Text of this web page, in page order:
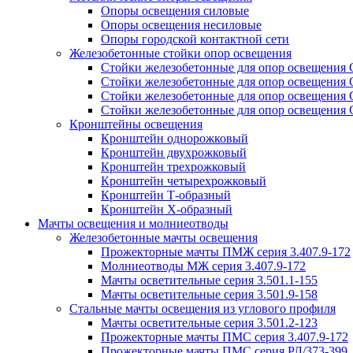
Опоры освещения силовые
Опоры освещения несиловые
Опоры городской контактной сети
Железобетонные стойки опор освещения
Стойки железобетонные для опор
Стойки железобетонные для опор
Стойки железобетонные для опор
Стойки железобетонные для опор освещения
Кронштейны освещения
Кронштейн однорожковый
Кронштейн двухрожковый
Кронштейн трехрожковый
Кронштейн четырехрожковый
Кронштейн Т-образный
Кронштейн Х-образный
Мачты освещения и молниеотводы
Железобетонные мачты освещения
Прожекторные мачты ПМЖ серия 3.407.9-172
Молниеотводы МЖ серия 3.407.9-172
Мачты осветительные серия 3.501.1-155
Мачты осветительные серия 3.501.9-158
Стальные мачты освещения из углового профиля
Мачты осветительные серия 3.501.2-123
Прожекторные мачты ПМС серия 3.407.9-172